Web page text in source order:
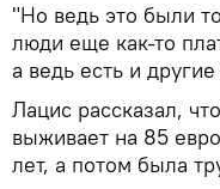
"Но ведь это были
люди еще как-то
а ведь есть и
Лацис рассказал,
выживает на 85
лет, а потом была